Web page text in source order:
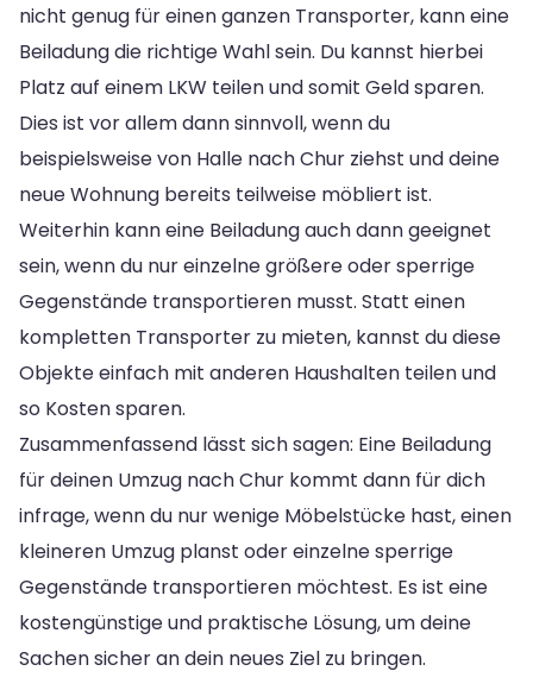
nicht genug für einen ganzen Transporter, kann eine
Beiladung die richtige Wahl sein. Du kannst hierbei
Platz auf einem LKW teilen und somit Geld sparen.
Dies ist vor allem dann sinnvoll, wenn du
beispielsweise von Halle nach Chur ziehst und deine
neue Wohnung bereits teilweise möbliert ist.
Weiterhin kann eine Beiladung auch dann geeignet
sein, wenn du nur einzelne größere oder sperrige
Gegenstände transportieren musst. Statt einen
kompletten Transporter zu mieten, kannst du diese
Objekte einfach mit anderen Haushalten teilen und
so Kosten sparen.
Zusammenfassend lässt sich sagen: Eine Beiladung
für deinen Umzug nach Chur kommt dann für dich
infrage, wenn du nur wenige Möbelstücke hast, einen
kleineren Umzug planst oder einzelne sperrige
Gegenstände transportieren möchtest. Es ist eine
kostengünstige und praktische Lösung, um deine
Sachen sicher an dein neues Ziel zu bringen.